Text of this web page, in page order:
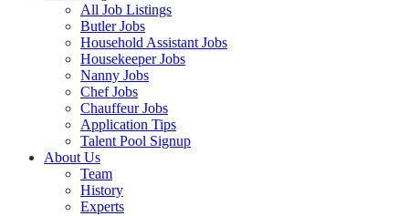
All Job Listings
Butler Jobs
Household Assistant Jobs
Housekeeper Jobs
Nanny Jobs
Chef Jobs
Chauffeur Jobs
Application Tips
Talent Pool Signup
About Us
Team
History
Experts